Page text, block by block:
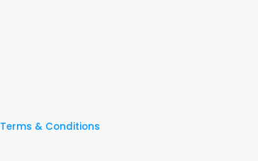
Terms & Conditions